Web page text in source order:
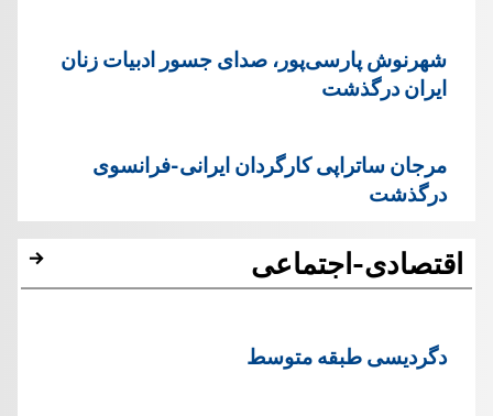
شهرنوش پارسی‌پور، صدای جسور ادبیات زنان
ایران درگذشت
مرجان ساتراپی کارگردان ایرانی-فرانسوی
درگذشت
اقتصادی-اجتماعی
دگردیسی طبقه متوسط